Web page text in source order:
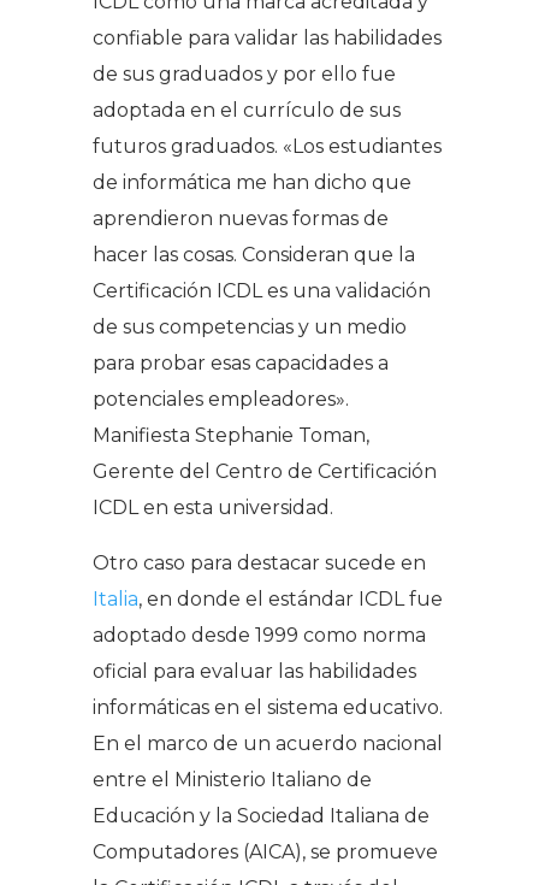
confiable para validar las habilidades
de sus graduados y por ello fue
adoptada en el currículo de sus
futuros graduados. «Los estudiantes
de informática me han dicho que
aprendieron nuevas formas de
hacer las cosas. Consideran que la
Certificación ICDL es una validación
de sus competencias y un medio
para probar esas capacidades a
potenciales empleadores».
Manifiesta Stephanie Toman,
Gerente del Centro de Certificación
ICDL en esta universidad.
Otro caso para destacar sucede en
Italia, en donde el estándar ICDL fue
adoptado desde 1999 como norma
oficial para evaluar las habilidades
informáticas en el sistema educativo.
En el marco de un acuerdo nacional
entre el Ministerio Italiano de
Educación y la Sociedad Italiana de
Computadores (AICA), se promueve